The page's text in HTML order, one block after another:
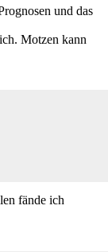
und das
Motzen kann
fände ich